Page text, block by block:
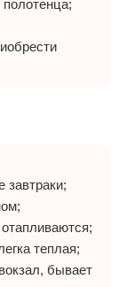
теплая;
бывает